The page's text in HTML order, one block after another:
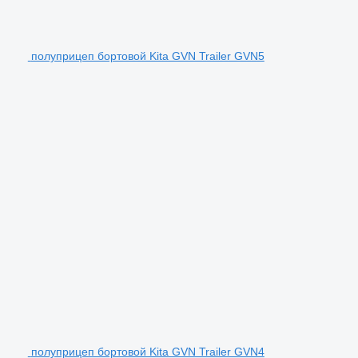
полуприцеп бортовой Kita GVN Trailer GVN5
полуприцеп бортовой Kita GVN Trailer GVN4